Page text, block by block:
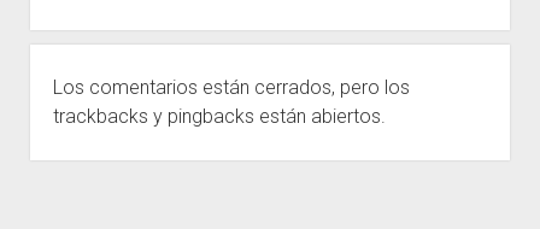
Los comentarios están cerrados, pero los
trackbacks y pingbacks están abiertos.